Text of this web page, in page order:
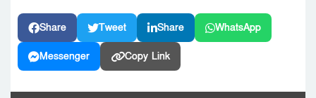
Share Tweet Share WhatsApp
Messenger Copy Link